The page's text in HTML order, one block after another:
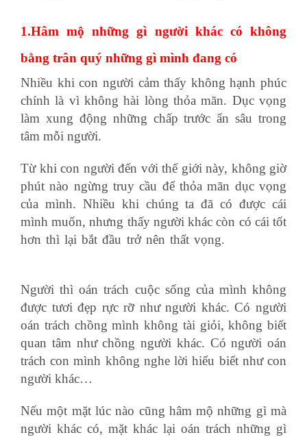
1.Hâm mộ những gì người khác có không
bằng trân quý những gì mình đang có
Nhiều khi con người cảm thấy không hạnh phúc
chính là vì không hài lòng thỏa mãn. Dục vọng
làm xung động những chấp trước ẩn sâu trong
tâm mỗi người.
Từ khi con người đến với thế giới này, không giờ
phút nào ngừng truy cầu để thỏa mãn dục vọng
của mình. Nhiều khi chúng ta đã có được cái
mình muốn, nhưng thấy người khác còn có cái tốt
hơn thì lại bắt đầu trở nên thất vọng.
Người thì oán trách cuộc sống của mình không
được tươi đẹp rực rỡ như người khác. Có người
oán trách chồng mình không tài giỏi, không biết
quan tâm như chồng người khác. Có người oán
trách con mình không nghe lời hiểu biết như con
người khác…
Nếu một mặt lúc nào cũng hâm mộ những gì mà
người khác có, mặt khác lại oán trách những gì